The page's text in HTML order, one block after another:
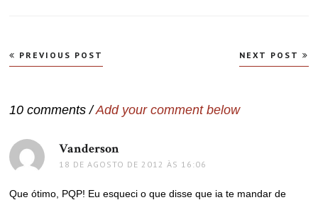
Navegação
de
PREVIOUS POST NEXT POST
10 comments /Add your comment below
Vanderson
18 DE AGOSTO DE 2012 ÀS 16:06
Que ótimo, PQP! Eu esqueci o que disse que ia te mandar de